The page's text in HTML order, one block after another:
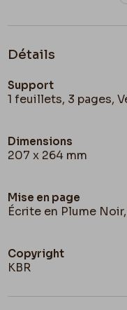
Détails
Support
1 feuillets, 3 pages,
Dimensions
207 x 264 mm
Mise en page
Écrite en Plume
Copyright
KBR